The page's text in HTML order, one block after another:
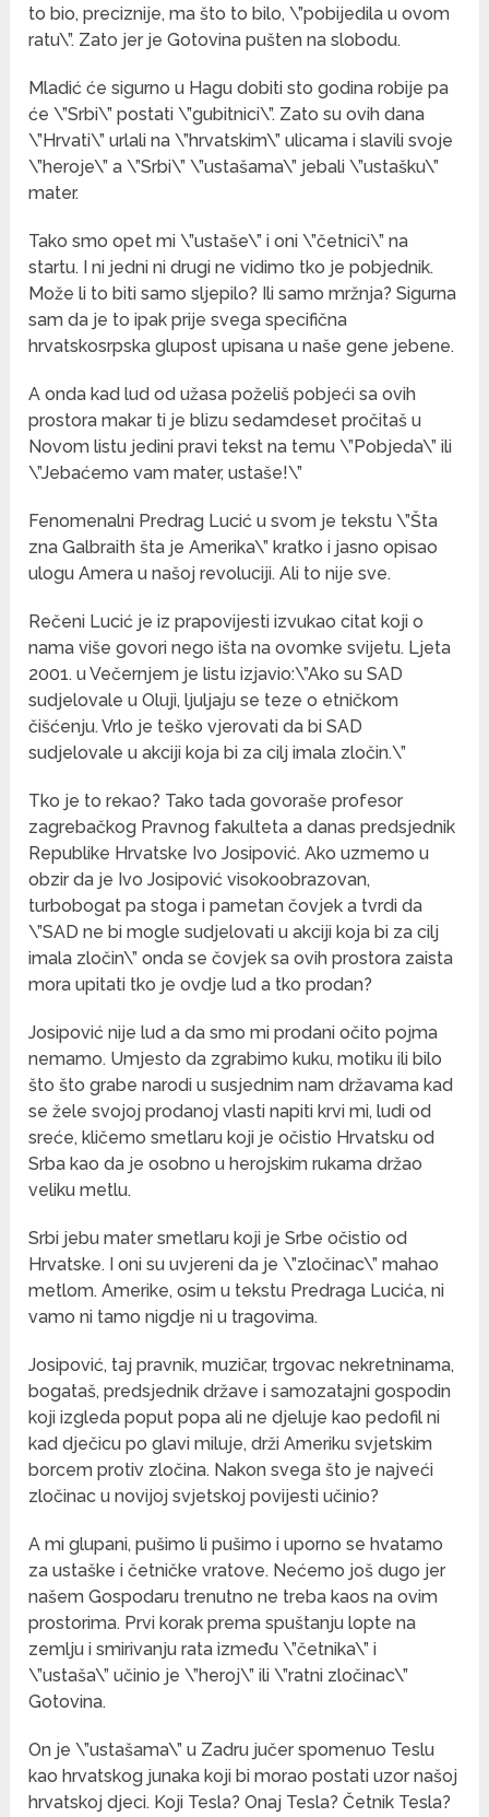
to bio, preciznije, ma što to bilo, \”pobijedila u ovom
ratu\”. Zato jer je Gotovina pušten na slobodu.
Mladić će sigurno u Hagu dobiti sto godina robije pa
će \”Srbi\” postati \”gubitnici\”. Zato su ovih dana
\”Hrvati\” urlali na \”hrvatskim\” ulicama i slavili svoje
\”heroje\” a \”Srbi\” \”ustašama\” jebali \”ustašku\”
mater.
Tako smo opet mi \”ustaše\” i oni \”četnici\” na
startu. I ni jedni ni drugi ne vidimo tko je pobjednik.
Može li to biti samo sljepilo? Ili samo mržnja? Sigurna
sam da je to ipak prije svega specifična
hrvatskosrpska glupost upisana u naše gene jebene.
A onda kad lud od užasa poželiš pobjeći sa ovih
prostora makar ti je blizu sedamdeset pročitaš u
Novom listu jedini pravi tekst na temu \”Pobjeda\” ili
\”Jebaćemo vam mater, ustaše!\”
Fenomenalni Predrag Lucić u svom je tekstu \”Šta
zna Galbraith šta je Amerika\” kratko i jasno opisao
ulogu Amera u našoj revoluciji. Ali to nije sve.
Rečeni Lucić je iz prapovijesti izvukao citat koji o
nama više govori nego išta na ovomke svijetu. Ljeta
2001. u Večernjem je listu izjavio:\”Ako su SAD
sudjelovale u Oluji, ljuljaju se teze o etničkom
čišćenju. Vrlo je teško vjerovati da bi SAD
sudjelovale u akciji koja bi za cilj imala zločin.\”
Tko je to rekao? Tako tada govoraše profesor
zagrebačkog Pravnog fakulteta a danas predsjednik
Republike Hrvatske Ivo Josipović. Ako uzmemo u
obzir da je Ivo Josipović visokoobrazovan,
turbobogat pa stoga i pametan čovjek a tvrdi da
\”SAD ne bi mogle sudjelovati u akciji koja bi za cilj
imala zločin\” onda se čovjek sa ovih prostora zaista
mora upitati tko je ovdje lud a tko prodan?
Josipović nije lud a da smo mi prodani očito pojma
nemamo. Umjesto da zgrabimo kuku, motiku ili bilo
što što grabe narodi u susjednim nam državama kad
se žele svojoj prodanoj vlasti napiti krvi mi, ludi od
sreće, kličemo smetlaru koji je očistio Hrvatsku od
Srba kao da je osobno u herojskim rukama držao
veliku metlu.
Srbi jebu mater smetlaru koji je Srbe očistio od
Hrvatske. I oni su uvjereni da je \”zločinac\” mahao
metlom. Amerike, osim u tekstu Predraga Lucića, ni
vamo ni tamo nigdje ni u tragovima.
Josipović, taj pravnik, muzičar, trgovac nekretninama,
bogataš, predsjednik države i samozatajni gospodin
koji izgleda poput popa ali ne djeluje kao pedofil ni
kad dječicu po glavi miluje, drži Ameriku svjetskim
borcem protiv zločina. Nakon svega što je najveći
zločinac u novijoj svjetskoj povijesti učinio?
A mi glupani, pušimo li pušimo i uporno se hvatamo
za ustaške i četničke vratove. Nećemo još dugo jer
našem Gospodaru trenutno ne treba kaos na ovim
prostorima. Prvi korak prema spuštanju lopte na
zemlju i smirivanju rata između \”četnika\” i
\”ustaša\” učinio je \”heroj\” ili \”ratni zločinac\”
Gotovina.
On je \”ustašama\” u Zadru jučer spomenuo Teslu
kao hrvatskog junaka koji bi morao postati uzor našoj
hrvatskoj djeci. Koji Tesla? Onaj Tesla? Četnik Tesla?